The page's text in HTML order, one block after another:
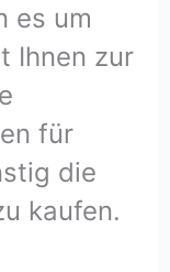
es um
Ihnen zur
für
die
kaufen.